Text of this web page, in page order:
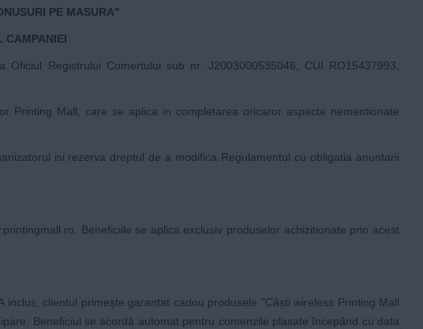
PE MASURA"
CAMPANIEI
Registrului Comertului sub nr. J2003000535046, CUI RO15437993,
Printing Mall , care se aplica in completarea oricaror aspecte nementionate
isi rezerva dreptul de a modifica Regulamentul cu obligatia anuntarii
. Beneficiile se aplica exclusiv produselor achizitionate prin acest
clientul primește garantat cadou produsele "Căști wireless Printing Mall
Beneficiul se acordă automat pentru comenzile plasate începând cu data